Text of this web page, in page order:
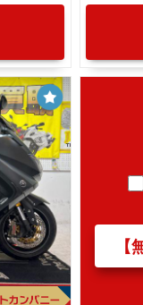
【